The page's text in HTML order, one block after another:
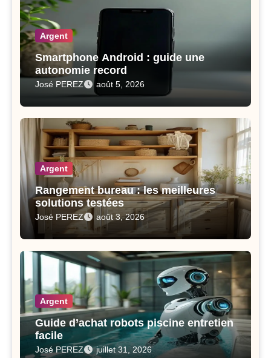
Argent
Smartphone Android : guide une
autonomie record
José PEREZ août 5, 2026
Argent
Rangement bureau : les meilleures
solutions testées
José PEREZ août 3, 2026
Argent
Guide d’achat robots piscine entretien
facile
José PEREZ juillet 31, 2026